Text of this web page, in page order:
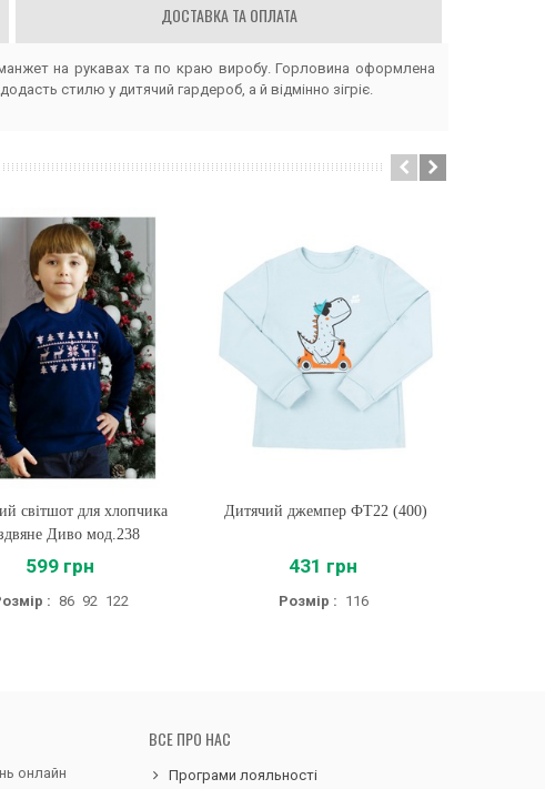
ДОСТАВКА ТА ОПЛАТА
на рукавах та по краю виробу. Горловина оформлена
стилю у дитячий гардероб, а й відмінно зігріє.
Купити
світшот для хлопчика
Диво мод.238
599 грн
: 86 92 122
Купити
Дитячий джемпер ФТ22 (400)
431 грн
Розмір : 116
онлайн
ВСЕ ПРО НАС
Програми лояльності